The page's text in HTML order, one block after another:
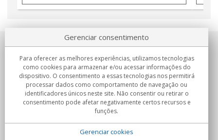
Sobre nosotros
Compromissos
Compras
Gerenciar consentimento
Para oferecer as melhores experiências, utilizamos tecnologias
como cookies para armazenar e/ou acessar informações do
dispositivo. O consentimento a essas tecnologias nos permitirá
processar dados como comportamento de navegação ou
identificadores únicos neste site. Não consentir ou retirar o
consentimento pode afetar negativamente certos recursos e
funções.
Gerenciar cookies